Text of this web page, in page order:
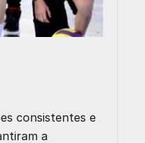
consistentes e
a